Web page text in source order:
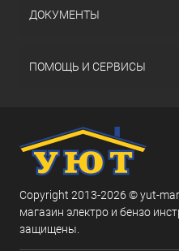
ДОКУМЕНТЫ
ПОМОЩЬ И СЕРВИСЫ
Copyright 2013-2026 © yut-
магазин электро и бензо
защищены.